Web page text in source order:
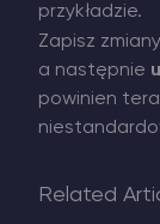
przykładzie.
Zapisz
a następnie
powinien
Related